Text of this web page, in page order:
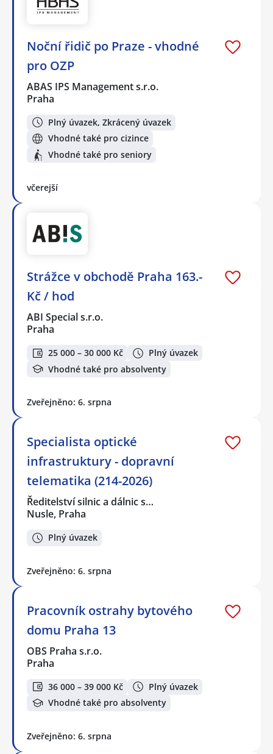
Noční řidič po Praze - vhodné
pro OZP
ABAS IPS Management s.r.o.
Praha
Plný úvazek, Zkrácený úvazek
Vhodné také pro cizince
Vhodné také pro seniory
včerejší
Strážce v obchodě Praha 163.-
Kč / hod
ABI Special s.r.o.
Praha
25 000 – 30 000 Kč
Plný úvazek
Vhodné také pro absolventy
Zveřejněno: 6. srpna
Specialista optické
infrastruktury - dopravní
telematika (214-2026)
Ředitelství silnic a dálnic s…
Nusle, Praha
Plný úvazek
Zveřejněno: 6. srpna
Pracovník ostrahy bytového
domu Praha 13
OBS Praha s.r.o.
Praha
36 000 – 39 000 Kč
Plný úvazek
Vhodné také pro absolventy
Zveřejněno: 6. srpna